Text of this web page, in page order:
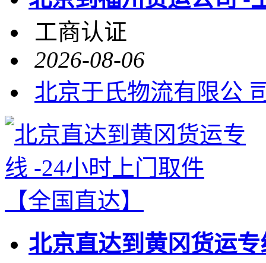
工商认证
2026-08-06
北京于氏物流有限公
北京直达到黄冈货运